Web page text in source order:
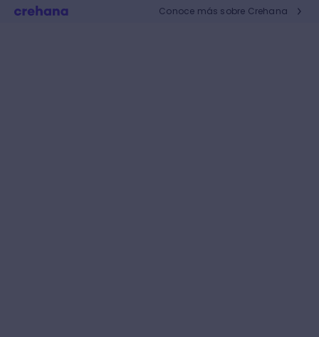
Conoce más sobre Crehana